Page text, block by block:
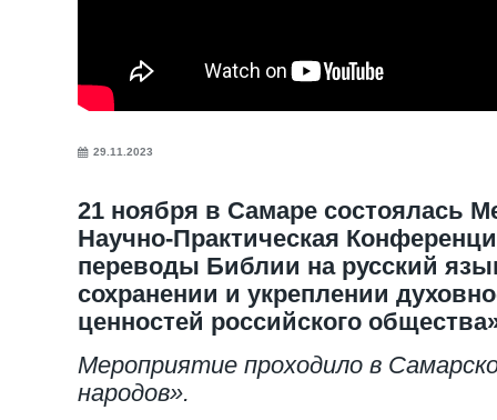
29.11.2023
21 ноября в Самаре состоялась
Научно-Практическая
переводы Библии на русский
сохранении и укреплении
ценностей российского
Мероприятие проходило в
народов».